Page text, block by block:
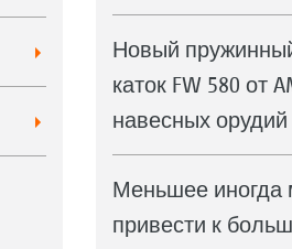
Новый
каток FW 580 от
навесных орудий
Меньшее иногда
привести к